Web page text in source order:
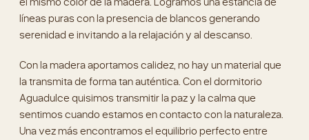
Con la madera aportamos calidez, no hay un material que
la transmita de forma tan auténtica. Con el dormitorio
Aguadulce quisimos transmitir la paz y la calma que
sentimos cuando estamos en contacto con la naturaleza.
Una vez más encontramos el equilibrio perfecto entre
grises, blancos y tostados.
En el dormitorio Aguadulce cuidamos cada detalle y